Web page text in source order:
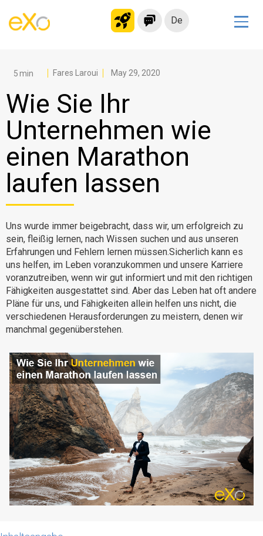
De
Modernes Intranet
kollaborationsplattform
Soziales Netzwerk
Wissensmanagement
Bewerbungsportal
Alternative zu Microsoft 365
Migration zur eXo Platform
Produkt
Plattform-Übersicht
Warum eXo
Internationalisierung
Mobil
Kein Code
Integrationen
Kontrollierte KI
Architektur
Sicherheit
Open Source
Über uns
Karriere
Ressourcen-Center
Blog
Kontakt
Testen Sie eXo
Fares Laroui May 29, 2020
Wie Sie Ihr
Unternehmen wie
einen Marathon
laufen lassen
Uns wurde immer beigebracht, dass wir, um erfolgreich zu
sein, fleißig lernen, nach Wissen suchen und aus unseren
Erfahrungen und Fehlern lernen müssen.Sicherlich kann es
uns helfen, im Leben voranzukommen und unsere Karriere
voranzutreiben, wenn wir gut informiert und mit den richtigen
Fähigkeiten ausgestattet sind. Aber das Leben hat oft andere
Pläne für uns, und Fähigkeiten allein helfen uns nicht, die
verschiedenen Herausforderungen zu meistern, denen wir
manchmal gegenüberstehen.